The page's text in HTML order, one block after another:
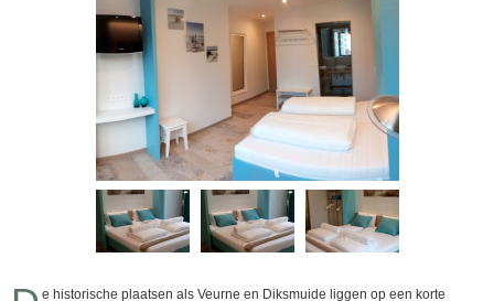
e historische plaatsen als Veurne en Diksmuide liggen op een korte